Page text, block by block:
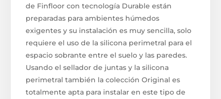
de Finfloor con tecnología Durable están
preparadas para ambientes húmedos
exigentes y su instalación es muy sencilla, solo
requiere el uso de la silicona perimetral para el
espacio sobrante entre el suelo y las paredes.
Usando el sellador de juntas y la silicona
perimetral también la colección Original es
totalmente apta para instalar en este tipo de